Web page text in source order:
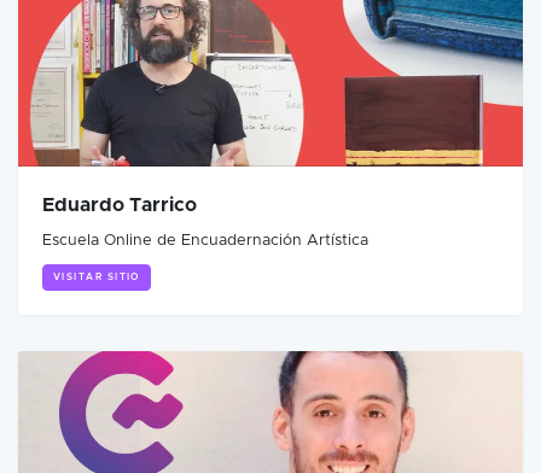
Eduardo Tarrico
Escuela Online de Encuadernación Artística
VISITAR SITIO